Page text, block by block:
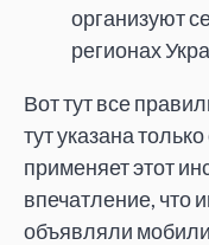
организуют
регионах
Вот тут все
тут указана
применяет этот
впечатление, что
объявляли